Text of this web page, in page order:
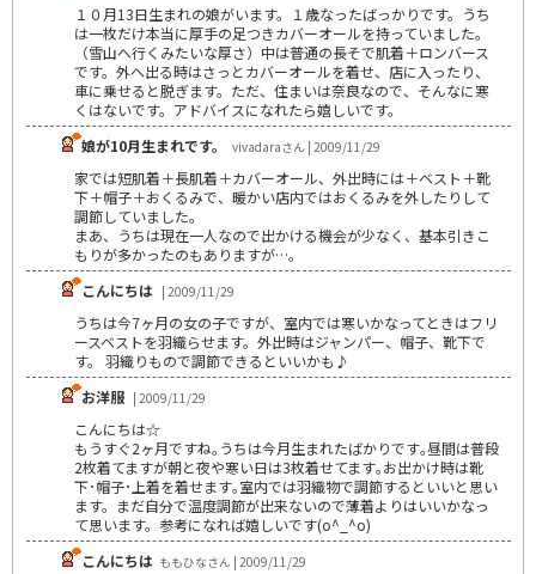
１０月13日生まれの娘がいます。１歳なったばっかりです。うち
は一枚だけ本当に厚手の足つきカバーオールを持っていました。
（雪山へ行くみたいな厚さ）中は普通の長そで肌着＋ロンバース
です。外へ出る時はさっとカバーオールを着せ、店に入ったり、
車に乗せると脱ぎます。ただ、住まいは奈良なので、そんなに寒
くはないです。アドバイスになれたら嬉しいです。
娘が10月生まれです。
vivadaraさん | 2009/11/29
家では短肌着＋長肌着＋カバーオール、外出時には＋ベスト＋靴
下＋帽子＋おくるみで、暖かい店内ではおくるみを外したりして
調節していました。
まあ、うちは現在一人なので出かける機会が少なく、基本引きこ
もりが多かったのもありますが…。
こんにちは | 2009/11/29
うちは今7ヶ月の女の子ですが、室内では寒いかなってときはフリ
ースベストを羽織らせます。外出時はジャンパー、帽子、靴下で
す。 羽織りもので調節できるといいかも♪
お洋服 | 2009/11/29
こんにちは☆
もうすぐ2ヶ月ですね｡うちは今月生まれたばかりです｡昼間は普段
2枚着てますが朝と夜や寒い日は3枚着せてます｡お出かけ時は靴
下･帽子･上着を着せます｡室内では羽織物で調節するといいと思い
ます。まだ自分で温度調節が出来ないので薄着よりはいいかなっ
て思います。参考になれば嬉しいです(o^_^o)
こんにちは ももひなさん | 2009/11/29